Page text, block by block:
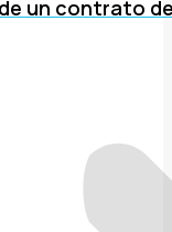
un contrato